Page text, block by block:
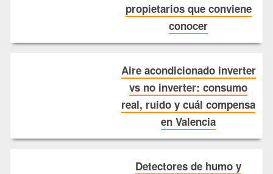
propietarios que conviene
conocer
Aire acondicionado inverter
vs no inverter: consumo
real, ruido y cuál compensa
en Valencia
Detectores de humo y